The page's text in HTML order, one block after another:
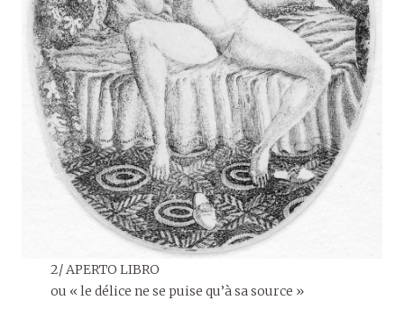
2/ APERTO LIBRO
ou « le délice ne se puise qu’à sa source »